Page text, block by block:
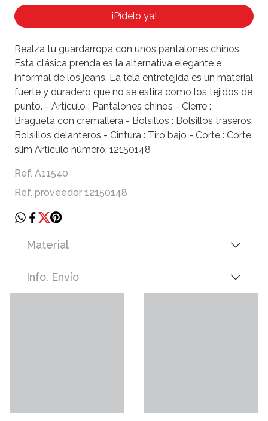
¡Pídelo ya!
Realza tu guardarropa con unos pantalones chinos.
Esta clásica prenda es la alternativa elegante e
informal de los jeans. La tela entretejida es un material
fuerte y duradero que no se estira como los tejidos de
punto. - Artículo : Pantalones chinos - Cierre :
Bragueta con cremallera - Bolsillos : Bolsillos traseros,
Bolsillos delanteros - Cintura : Tiro bajo - Corte : Corte
slim Artículo número: 12150148
Ref. A11540
Ref. proveedor 12150148
Material
Info. Envío